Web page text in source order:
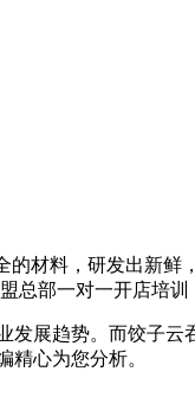
的材料，研发出新
部一对一开店培训
展趋势。而饺子云
心为您分析。